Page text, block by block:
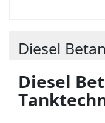
Diesel
Diesel